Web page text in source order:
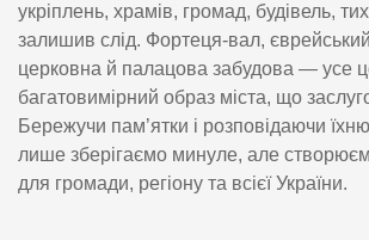
укріплень, храмів, громад, будівель,
залишив слід. Фортеця-вал,
церковна й палацова забудова — усе
багатовимірний образ міста, що
Бережучи пам’ятки і розповідаючи
лише зберігаємо минуле, але
для громади, регіону та всієї України.